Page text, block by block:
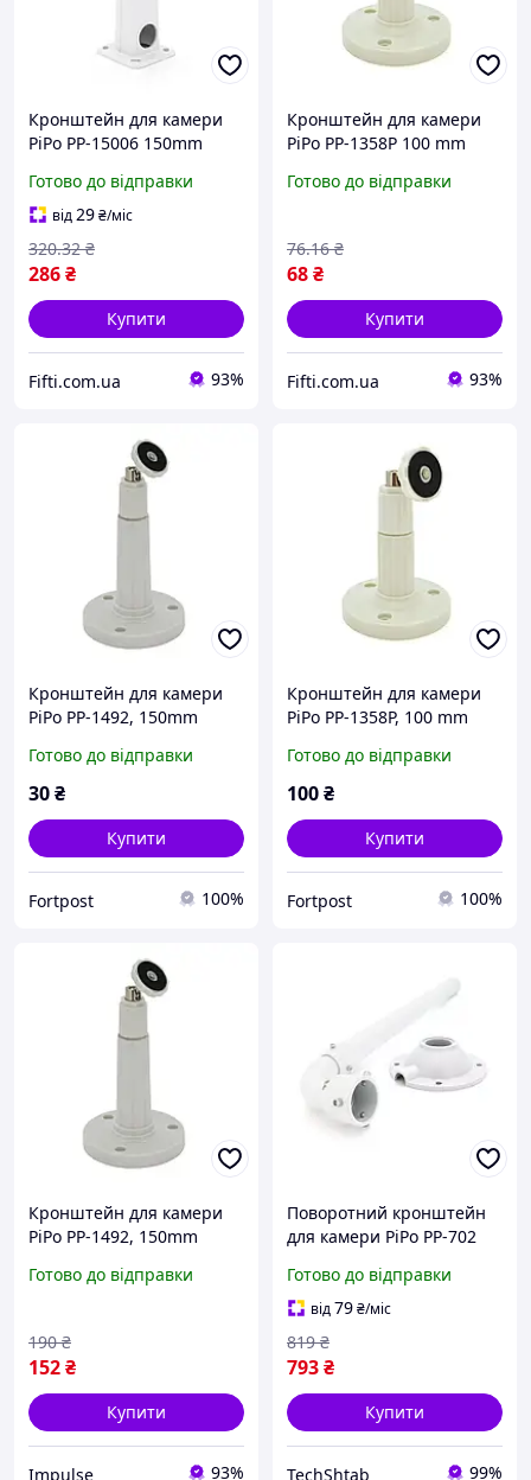
Кронштейн для камери
PiPo PP-15006 150mm
отвори білий метал з
поворотним механізмом
М6 болт під камеру
Готово до відправки
від29₴/міс
286₴
320.32 ₴
Купити
Fifti.com.ua 93%
Кронштейн для камери
PiPo PP-1358P 100 mm
поворотним механізмом
Готово до відправки
68₴
76.16 ₴
Купити
Fifti.com.ua 93%
Кронштейн для камери
PiPo PP-1492, 150mm
пластик з поворотним
механізмом OEM
Готово до відправки
30₴
Купити
Fortpost 100%
Кронштейн для камери
PiPo PP-1358P, 100 mm
поворотним механізмом
OEM
Готово до відправки
100₴
Купити
Fortpost 100%
Кронштейн для камери
PiPo PP-1492, 150mm
пластик з поворотним
Готово до відправки
152₴
190 ₴
Купити
Impulse 93%
Поворотний кронштейн
для камери PiPo PP-702
Готово до відправки
від79₴/міс
793₴
819 ₴
Купити
TechShtab 99%